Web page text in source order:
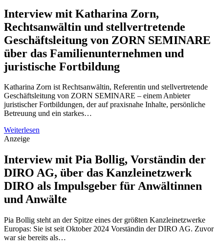
Interview mit Katharina Zorn,
Rechtsanwältin und stellvertretende
Geschäftsleitung von ZORN SEMINARE
über das Familienunternehmen und
juristische Fortbildung
Katharina Zorn ist Rechtsanwältin, Referentin und stellvertretende
Geschäftsleitung von ZORN SEMINARE – einem Anbieter
juristischer Fortbildungen, der auf praxisnahe Inhalte, persönliche
Betreuung und ein starkes…
Weiterlesen
Anzeige
Interview mit Pia Bollig, Vorständin der
DIRO AG, über das Kanzleinetzwerk
DIRO als Impulsgeber für Anwältinnen
und Anwälte
Pia Bollig steht an der Spitze eines der größten Kanzleinetzwerke
Europas: Sie ist seit Oktober 2024 Vorständin der DIRO AG. Zuvor
war sie bereits als…